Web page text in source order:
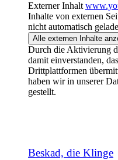
Externer Inhalt
Inhalte von externen
nicht automatisch
Alle externen Inhalte
Durch die Aktivierung
damit einverstanden,
Drittplattformen
haben wir in unserer
gestellt.
Beskad, die Klinge